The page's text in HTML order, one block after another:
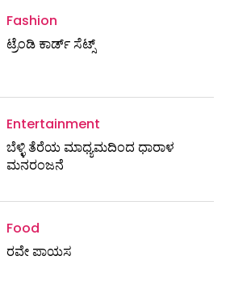
Fashion
ಟ್ರೆಂಡಿ ಕಾರ್ಡ್‌ ಸೆಟ್ಸ್
Entertainment
ಬೆಳ್ಳಿ ತೆರೆಯ ಮಾಧ್ಯಮದಿಂದ ಧಾರಾಳ
ಮನರಂಜನೆ
Food
ರವೇ ಪಾಯಸ